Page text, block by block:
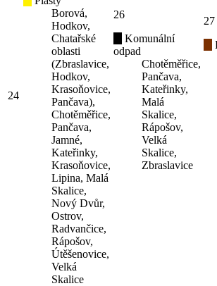
24
Borová,
Hodkov,
Chatařské
oblasti
(Zbraslavice,
Hodkov,
Krasoňovice,
Pančava),
Chotěměřice,
Pančava,
Jamné,
Kateřinky,
Krasoňovice,
Lipina, Malá
Skalice,
Nový Dvůr,
Ostrov,
Radvančice,
Rápošov,
Útěšenovice,
Velká
Skalice
26
Komunální
odpad
Chotěměřice,
Pančava,
Kateřinky,
Malá
Skalice,
Rápošov,
Velká
Skalice,
Zbraslavice
27